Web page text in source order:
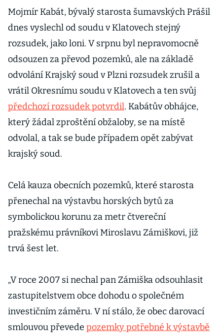
Mojmír Kabát, bývalý starosta šumavských Prášil
dnes vyslechl od soudu v Klatovech stejný
rozsudek, jako loni. V srpnu byl nepravomocně
odsouzen za převod pozemků, ale na základě
odvolání Krajský soud v Plzni rozsudek zrušil a
vrátil Okresnímu soudu v Klatovech a ten svůj
předchozí rozsudek potvrdil. Kabátův obhájce,
který žádal zproštění obžaloby, se na místě
odvolal, a tak se bude případem opět zabývat
krajský soud.
Celá kauza obecních pozemků, které starosta
přenechal na výstavbu horských bytů za
symbolickou korunu za metr čtvereční
pražskému právníkovi Miroslavu Zámiškovi, již
trvá šest let.
„V roce 2007 si nechal pan Zámiška odsouhlasit
zastupitelstvem obce dohodu o společném
investičním záměru. V ní stálo, že obec darovací
smlouvou převede pozemky potřebné k výstavbě